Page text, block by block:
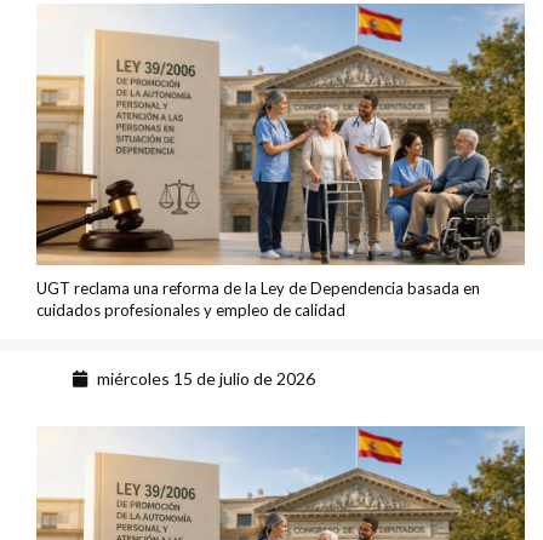
UGT reclama una reforma de la Ley de Dependencia basada en
cuidados profesionales y empleo de calidad
miércoles 15 de julio de 2026